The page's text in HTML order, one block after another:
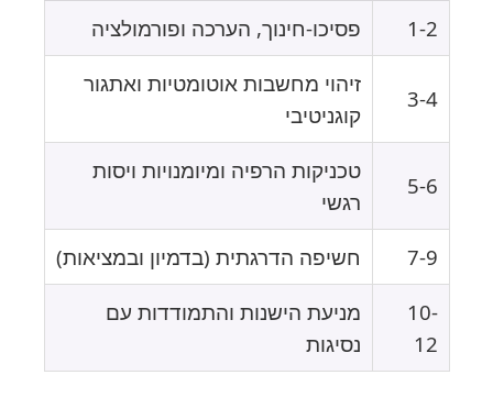
1-2
פסיכו-חינוך, הערכה ופורמולציה
3-4
זיהוי מחשבות אוטומטיות ואתגור
קוגניטיבי
5-6
טכניקות הרפיה ומיומנויות ויסות
רגשי
7-9
חשיפה הדרגתית (בדמיון ובמציאות)
10-
12
מניעת הישנות והתמודדות עם
נסיגות